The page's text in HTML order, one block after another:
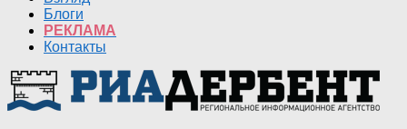
Блоги
РЕКЛАМА
Контакты